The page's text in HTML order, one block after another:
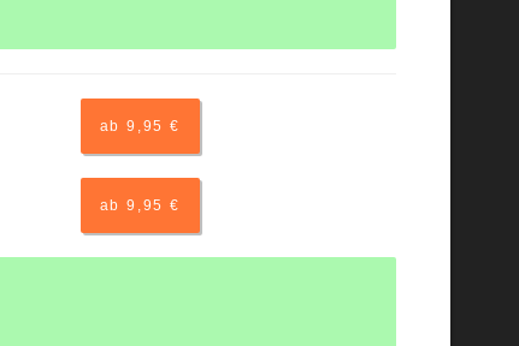
ab 9,95 €
ab 9,95 €